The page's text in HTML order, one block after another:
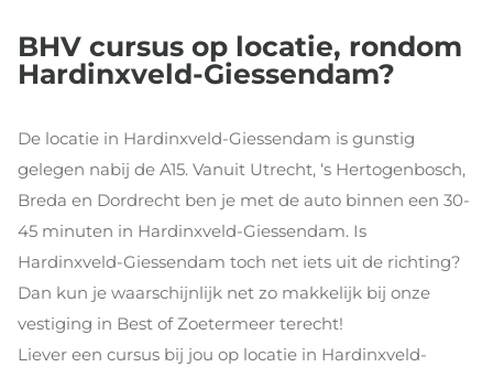
BHV cursus op locatie, rondom
Hardinxveld-Giessendam?
De locatie in Hardinxveld-Giessendam is gunstig
gelegen nabij de A15. Vanuit Utrecht, ‘s Hertogenbosch,
Breda en Dordrecht ben je met de auto binnen een 30-
45 minuten in Hardinxveld-Giessendam. Is
Hardinxveld-Giessendam toch net iets uit de richting?
Dan kun je waarschijnlijk net zo makkelijk bij onze
vestiging in Best of Zoetermeer terecht!
Liever een cursus bij jou op locatie in Hardinxveld-